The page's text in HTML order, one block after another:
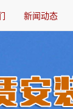
新闻动态